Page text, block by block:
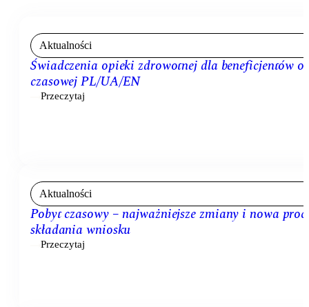
Aktualności
Świadczenia opieki zdrowotnej dla beneficjentów
czasowej PL/UA/EN
Przeczytaj
Aktualności
Pobyt czasowy – najważniejsze zmiany i nowa
składania wniosku
Przeczytaj